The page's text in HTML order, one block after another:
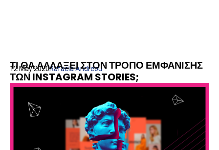
ΤΙ ΘΑ ΑΛΛΑΞΕΙ ΣΤΟΝ ΤΡΟΠΟ ΕΜΦΑΝΙΣΗΣ
ΤΩΝ INSTAGRAM STORIES;
12 May 2020Rafaela Andreou